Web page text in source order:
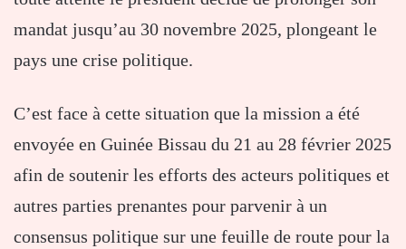
mandat jusqu’au 30 novembre 2025, plongeant le
pays une crise politique.
C’est face à cette situation que la mission a été
envoyée en Guinée Bissau du 21 au 28 février 2025
afin de soutenir les efforts des acteurs politiques et
autres parties prenantes pour parvenir à un
consensus politique sur une feuille de route pour la